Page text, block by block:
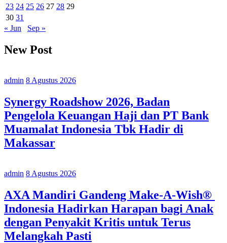
23 24 25 26 27 28 29
30 31
« Jun
Sep »
New Post
admin 8 Agustus 2026
Synergy Roadshow 2026, Badan
Pengelola Keuangan Haji dan PT Bank
Muamalat Indonesia Tbk Hadir di
Makassar
admin 8 Agustus 2026
AXA Mandiri Gandeng Make-A-Wish®
Indonesia Hadirkan Harapan bagi Anak
dengan Penyakit Kritis untuk Terus
Melangkah Pasti